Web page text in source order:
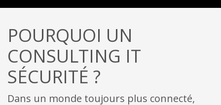
POURQUOI UN
CONSULTING IT
SÉCURITÉ ?
Dans un monde toujours plus connecté,